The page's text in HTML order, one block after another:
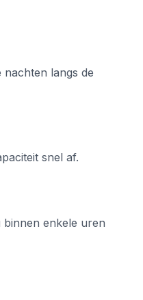
langs de
snel af.
enkele uren